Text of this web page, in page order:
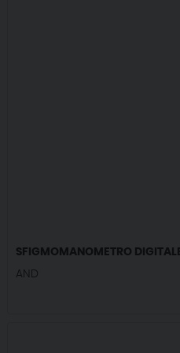
SFIGMOMANOMETRO
AND